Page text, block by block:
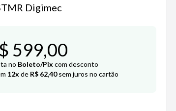
Digimec
599,00
no Boleto/Pix com desconto
12x de R$ 62,40 sem juros no cartão